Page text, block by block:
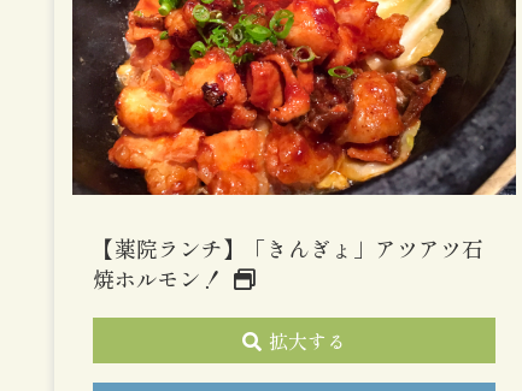
【薬院ランチ】「きんぎょ」アツアツ石
焼ホルモン！
拡大する